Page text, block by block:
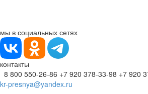
мы в социальных сетях
контакты
8 800 550-26-86 +7 920 378-33-98 +7 920
kr-presnya@yandex.ru